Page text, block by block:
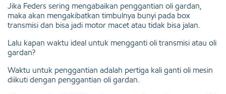
Jika Feders sering mengabaikan penggantian oli gardan,
maka akan mengakibatkan timbulnya bunyi pada box
transmisi dan bisa jadi motor macet atau tidak bisa jalan.
Lalu kapan waktu ideal untuk mengganti oli transmisi atau oli
gardan?
Waktu untuk penggantian adalah pertiga kali ganti oli mesin
diikuti dengan penggantian oli gardan.